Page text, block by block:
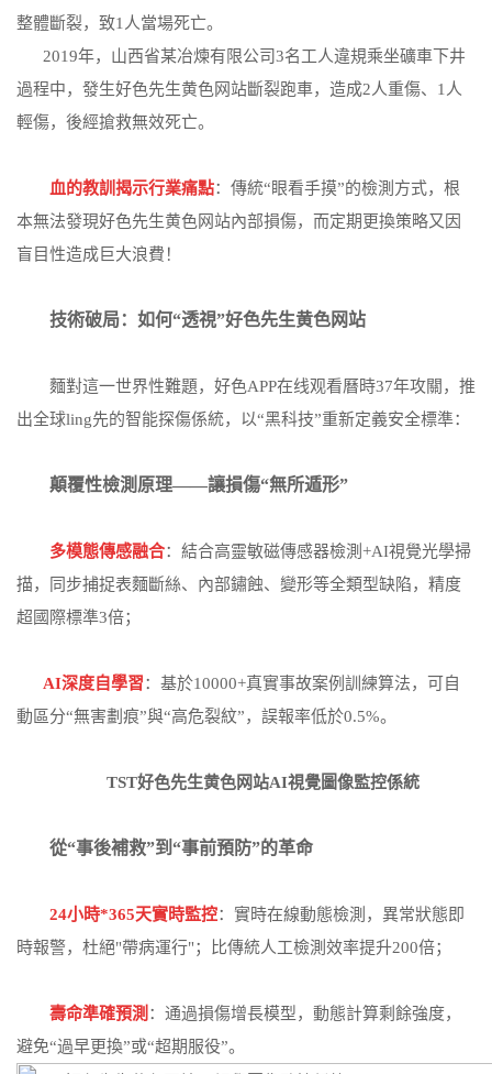
整體斷裂，致1人當場死亡。
2019年，山西省某冶煉有限公司3名工人違規乘坐礦車下井
過程中，發生好色先生黄色网站斷裂跑車，造成2人重傷、1人
輕傷，後經搶救無效死亡。
血的教訓揭示行業痛點：傳統“眼看手摸”的檢測方式，根
本無法發現好色先生黄色网站內部損傷，而定期更換策略又因
盲目性造成巨大浪費！
技術破局：如何“透視”好色先生黄色网站
麵對這一世界性難題，好色APP在线观看曆時37年攻關，推
出全球ling先的智能探傷係統，以“黑科技”重新定義安全標準：
顛覆性檢測原理——讓損傷“無所遁形”
多模態傳感融合：結合高靈敏磁傳感器檢測+AI視覺光學掃
描，同步捕捉表麵斷絲、內部鏽蝕、變形等全類型缺陷，精度
超國際標準3倍；
AI深度自學習：基於10000+真實事故案例訓練算法，可自
動區分“無害劃痕”與“高危裂紋”，誤報率低於0.5%。
TST好色先生黄色网站AI視覺圖像監控係統
從“事後補救”到“事前預防”的革命
24小時*365天實時監控：實時在線動態檢測，異常狀態即
時報警，杜絕"帶病運行"；比傳統人工檢測效率提升200倍；
壽命準確預測 ：通過損傷增長模型，動態計算剩餘強度，
避免“過早更換”或“超期服役”。